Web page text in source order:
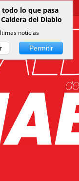
lo que pasa
del Diablo
noticias
Permitir